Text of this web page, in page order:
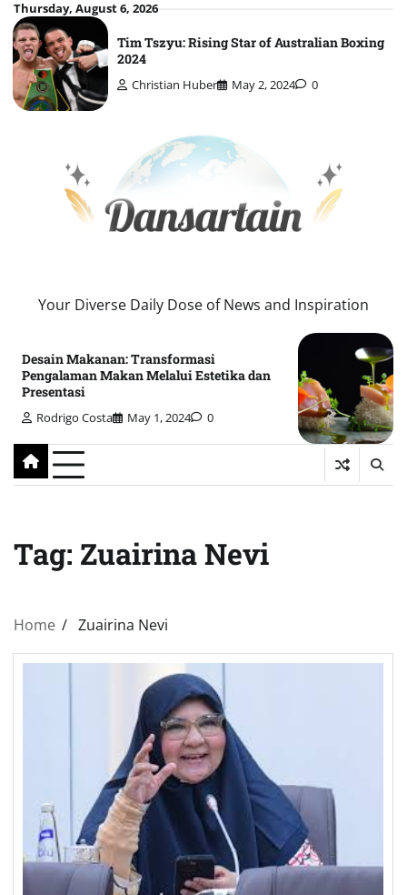
Skip
to
content
Thursday, August 6, 2026
Tim Tszyu: Rising Star of Australian Boxing
2024
Christian Huber May 2, 2024 0
Your Diverse Daily Dose of News and Inspiration
Desain Makanan: Transformasi
Pengalaman Makan Melalui Estetika dan
Presentasi
Rodrigo Costa May 1, 2024 0
Tag: Zuairina Nevi
Home Zuairina Nevi